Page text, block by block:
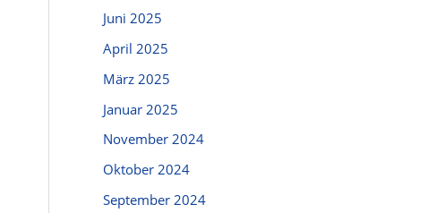
Juni 2025
April 2025
März 2025
Januar 2025
November 2024
Oktober 2024
September 2024